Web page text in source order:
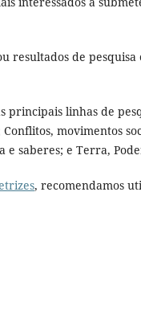
resultados de
linhas de
movimentos
e saberes; e Terra,
, recomendamos